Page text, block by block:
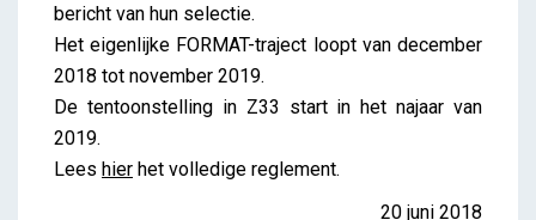
bericht van hun selectie.
Het eigenlijke FORMAT-traject loopt van december
2018 tot november 2019.
De tentoonstelling in Z33 start in het najaar van
2019.
Lees hier het volledige reglement.
20 juni 2018